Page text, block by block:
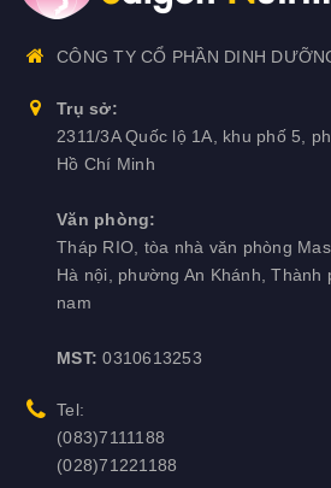
CÔNG TY CỔ PHẦN DINH
Trụ sở:
2311/3A Quốc lộ 1A, khu phố 5,
Hồ Chí Minh
Văn phòng:
Tháp RIO, tòa nhà văn phòng
Hà nội, phường An Khánh, Thành
nam
MST: 0310613253
Tel:
(083)7111188
(028)71221188